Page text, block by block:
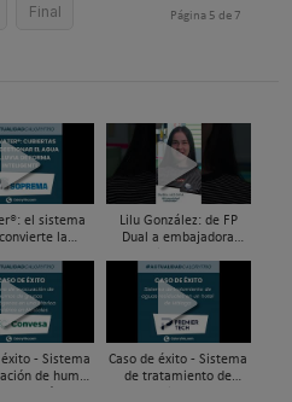
Final Página 5 de 7
el sistema
la
activa de
del agua...
Lilu González: de FP
Dual a embajadora
| Mecatrónica Industrial
éxito - Sistema
de humos
Caso de éxito - Sistema
de tratamiento de